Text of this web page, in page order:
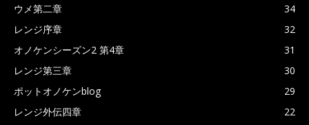
ウメ第二章
34
レンジ序章
32
オノケンシーズン2 第4章
31
レンジ第三章
30
ポットオノケンblog
29
レンジ外伝四章
22